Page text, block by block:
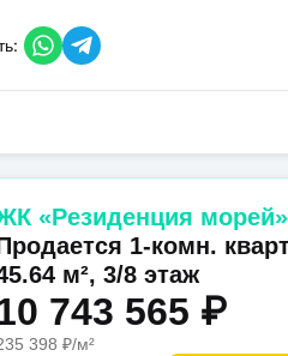
1-комн.
м², 3/8 этаж
743 565 ₽
398 ₽/м²
«Резиденция морей»